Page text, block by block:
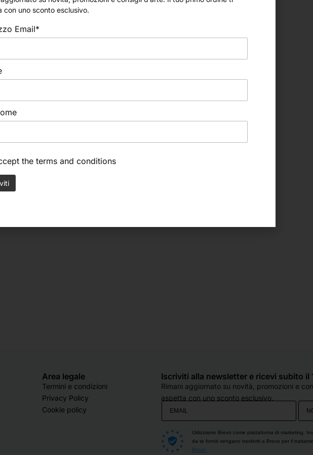
Area legale
Termini e condizioni
Privacy Policy
Cookie policy
Iscriviti alla newsletter e ricevi subito il
Rimani aggiornato su novità, promozioni e
aspetta con uno sconto esclusivo.
Utilizziamo Brevo come piattaforma di marketing.
da te forniti vengano trasferiti a Brevo per il
Brevo.
con uno sconto esclusivo.
Email*
the terms and conditions